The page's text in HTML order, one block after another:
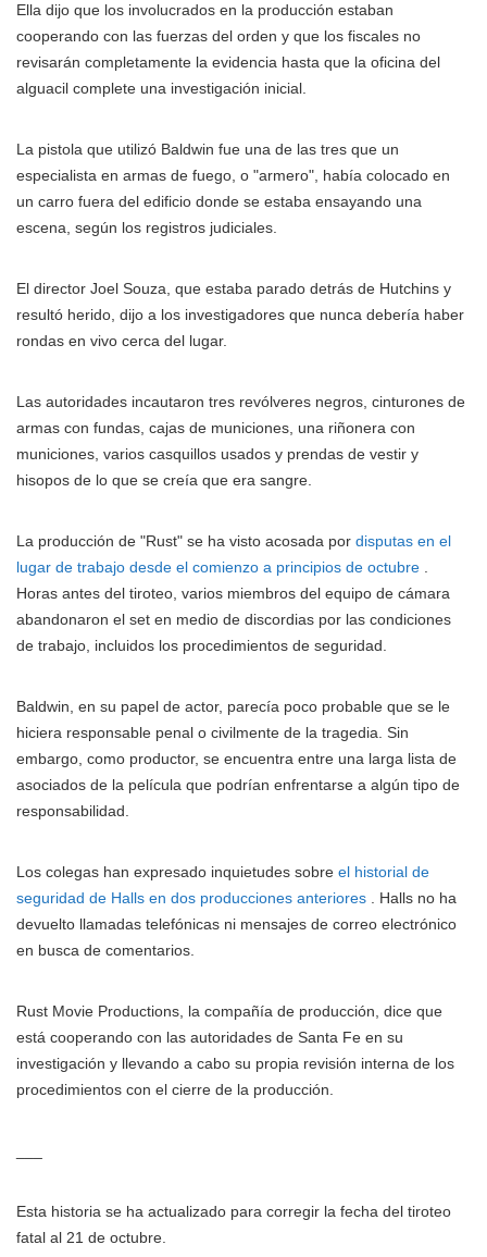
Ella dijo que los involucrados en la producción estaban
cooperando con las fuerzas del orden y que los fiscales no
revisarán completamente la evidencia hasta que la oficina del
alguacil complete una investigación inicial.
La pistola que utilizó Baldwin fue una de las tres que un
especialista en armas de fuego, o "armero", había colocado en
un carro fuera del edificio donde se estaba ensayando una
escena, según los registros judiciales.
El director Joel Souza, que estaba parado detrás de Hutchins y
resultó herido, dijo a los investigadores que nunca debería haber
rondas en vivo cerca del lugar.
Las autoridades incautaron tres revólveres negros, cinturones de
armas con fundas, cajas de municiones, una riñonera con
municiones, varios casquillos usados y prendas de vestir y
hisopos de lo que se creía que era sangre.
La producción de "Rust" se ha visto acosada por disputas en el
lugar de trabajo desde el comienzo a principios de octubre
Horas antes del tiroteo, varios miembros del equipo de cámara
abandonaron el set en medio de discordias por las condiciones
de trabajo, incluidos los procedimientos de seguridad.
Baldwin, en su papel de actor, parecía poco probable que se le
hiciera responsable penal o civilmente de la tragedia. Sin
embargo, como productor, se encuentra entre una larga lista de
asociados de la película que podrían enfrentarse a algún tipo de
responsabilidad.
Los colegas han expresado inquietudes sobre el historial de
seguridad de Halls en dos producciones anteriores . Halls no ha
devuelto llamadas telefónicas ni mensajes de correo electrónico
en busca de comentarios.
Rust Movie Productions, la compañía de producción, dice que
está cooperando con las autoridades de Santa Fe en su
investigación y llevando a cabo su propia revisión interna de los
procedimientos con el cierre de la producción.
Esta historia se ha actualizado para corregir la fecha del tiroteo
fatal al 21 de octubre.